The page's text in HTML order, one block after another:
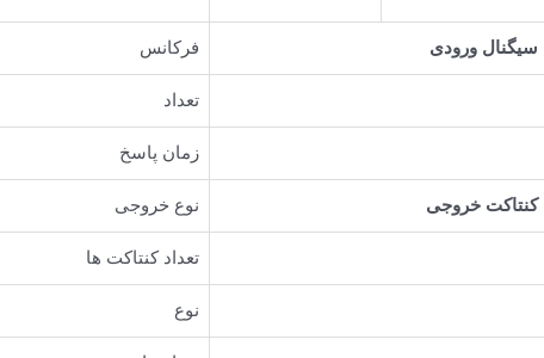
سیگنال ورودی فرکانس
تعداد
زمان پاسخ
کنتاکت خروجی نوع خروجی
تعداد کنتاکت ها
نوع